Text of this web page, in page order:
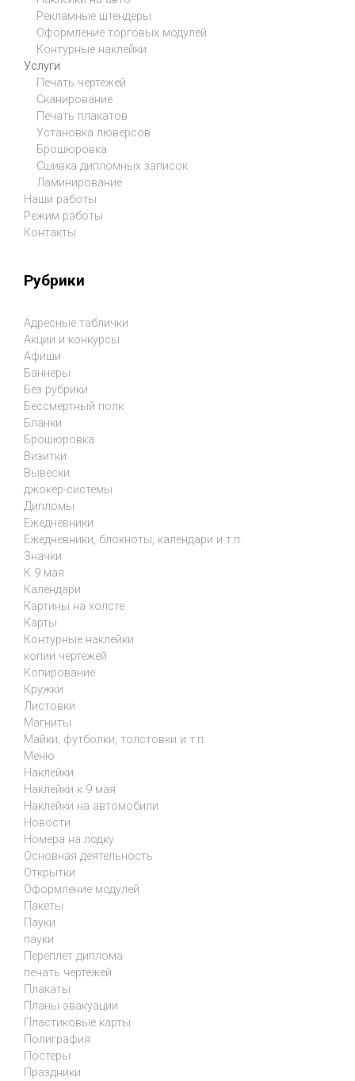
Рекламные штендеры
Оформление торговых модулей
Контурные наклейки
Услуги
Печать чертежей
Сканирование
Печать плакатов
Установка люверсов
Брошюровка
Сшивка дипломных записок
Ламинирование
Наши работы
Режим работы
Контакты
Рубрики
Адресные таблички
Акции и конкурсы
Афиши
Баннеры
Без рубрики
Бессмертный полк
Бланки
Брошюровка
Визитки
Вывески
джокер-системы
Дипломы
Ежедневники
Ежедневники, блокноты, календари и т.п.
Значки
К 9 мая
Календари
Картины на холсте
Карты
Контурные наклейки
копии чертежей
Копирование
Кружки
Листовки
Магниты
Майки, футболки, толстовки и т.п.
Меню
Наклейки
Наклейки к 9 мая
Наклейки на автомобили
Новости
Номера на лодку
Основная деятельность
Открытки
Оформление модулей
Пакеты
Пауки
пауки
Переплет диплома
печать чертежей
Плакаты
Планы эвакуации
Пластиковые карты
Полиграфия
Постеры
Праздники